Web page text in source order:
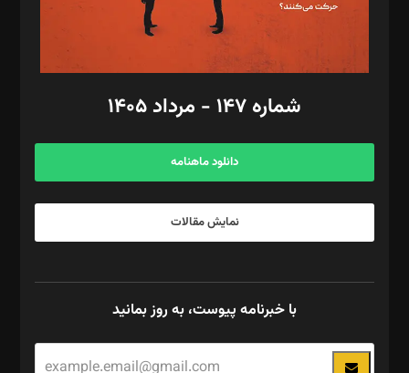
گرافیک و صفحه‌آرایی: سید‌سبحان‌علی ثابت
مد‌یر توسعه تجاری: کامبیز برید‌
امور مالی: شاپور رهبری، محمد‌ کاظمی‌نیا
آگهی و مشترکین: ۰۹۱۹۹۹۹۰۴۵۴
شماره ۱۴۷ - مرداد ۱۴۰۵
دانلود ماهنامه
نمایش مقالات
با خبرنامه پیوست، به روز بمانید